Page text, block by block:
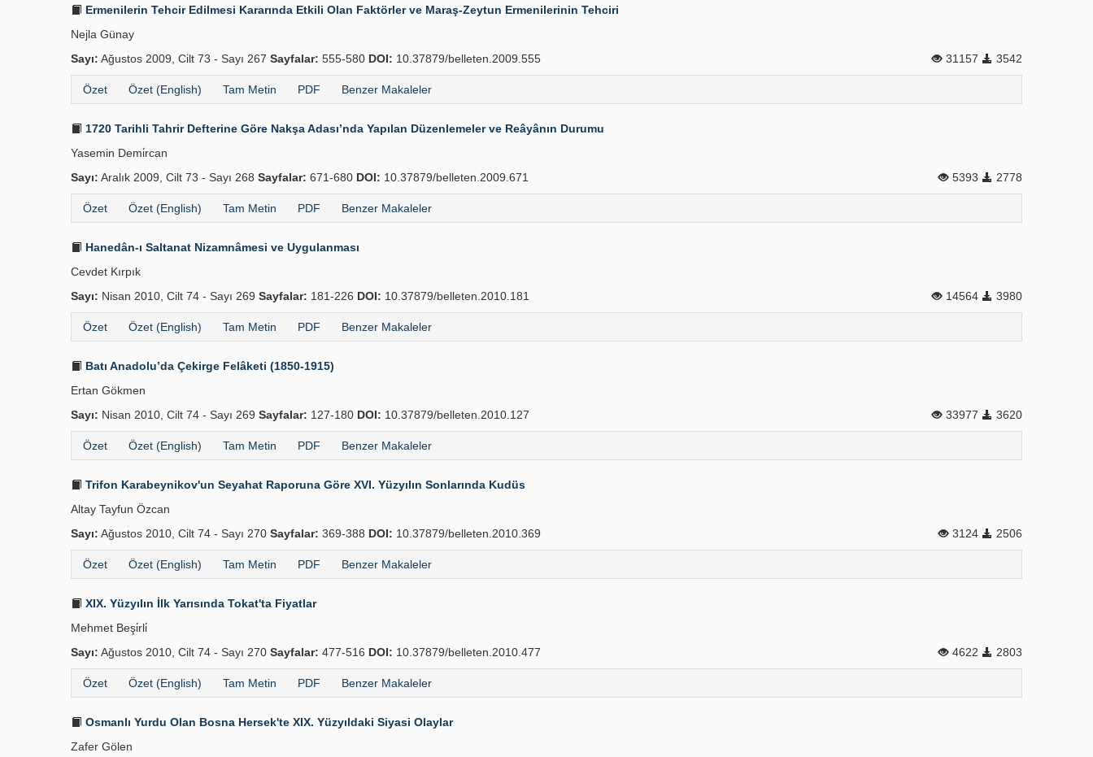
Ermenilerin Tehcir Edilmesi Kararında Etkili Olan Faktörler ve Maraş-Zeytun Ermenilerinin Tehciri
Nejla Günay
Sayı: Ağustos 2009, Cilt 73 - Sayı 267 Sayfalar: 555-580 DOI: 10.37879/belleten.2009.555 31157 3542
Özet Özet (English) Tam Metin PDF Benzer Makaleler
1720 Tarihli Tahrir Defterine Göre Nakşa Adası’nda Yapılan Düzenlemeler ve Reâyânın Durumu
Yasemin Demi̇rcan
Sayı: Aralık 2009, Cilt 73 - Sayı 268 Sayfalar: 671-680 DOI: 10.37879/belleten.2009.671 5393 2778
Özet Özet (English) Tam Metin PDF Benzer Makaleler
Hanedân-ı Saltanat Nizamnâmesi ve Uygulanması
Cevdet Kırpık
Sayı: Nisan 2010, Cilt 74 - Sayı 269 Sayfalar: 181-226 DOI: 10.37879/belleten.2010.181 14564 3980
Özet Özet (English) Tam Metin PDF Benzer Makaleler
Batı Anadolu’da Çekirge Felâketi (1850-1915)
Ertan Gökmen
Sayı: Nisan 2010, Cilt 74 - Sayı 269 Sayfalar: 127-180 DOI: 10.37879/belleten.2010.127 33977 3620
Özet Özet (English) Tam Metin PDF Benzer Makaleler
Trifon Karabeynikov'un Seyahat Raporuna Göre XVI. Yüzyılın Sonlarında Kudüs
Altay Tayfun Özcan
Sayı: Ağustos 2010, Cilt 74 - Sayı 270 Sayfalar: 369-388 DOI: 10.37879/belleten.2010.369 3124 2506
Özet Özet (English) Tam Metin PDF Benzer Makaleler
XIX. Yüzyılın İlk Yarısında Tokat'ta Fiyatlar
Mehmet Beşi̇rli̇
Sayı: Ağustos 2010, Cilt 74 - Sayı 270 Sayfalar: 477-516 DOI: 10.37879/belleten.2010.477 4622 2803
Özet Özet (English) Tam Metin PDF Benzer Makaleler
Osmanlı Yurdu Olan Bosna Hersek'te XIX. Yüzyıldaki Siyasi Olaylar
Zafer Gölen